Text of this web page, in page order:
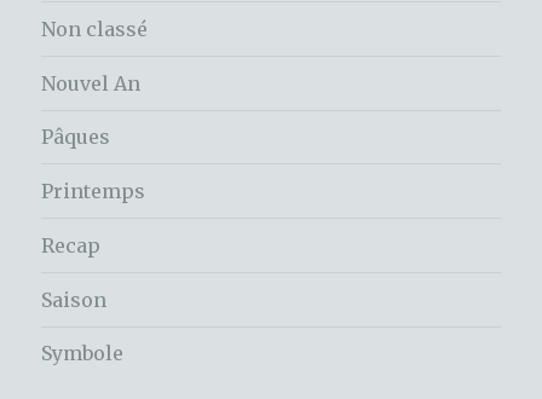
Non classé
Nouvel An
Pâques
Printemps
Recap
Saison
Symbole